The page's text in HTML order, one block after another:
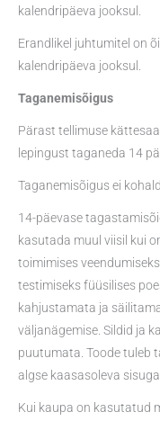
kalendripäeva jooksul.
Erandlikel juhtumitel on
kalendripäeva jooksul.
Taganemisõigus
Pärast tellimuse
lepingust taganeda 14
Taganemisõigus ei
14-päevase
kasutada muul viisil kui
toimimises
testimiseks füüsilises
kahjustamata ja
väljanägemise. Sildid ja
puutumata. Toode tuleb
algse kaasasoleva
Kui kaupa on kasutatud